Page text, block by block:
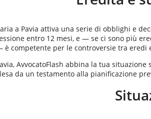
a Pavia attiva una serie di obblighi e
entro 12 mesi, e — se ci sono più
è competente per le controversie tra
AvvocatoFlash abbina la tua
da un testamento alla pianificazione